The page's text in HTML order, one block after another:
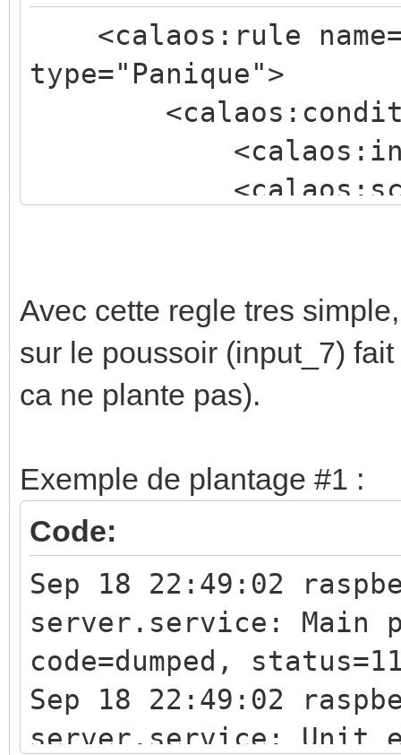
<calaos:rule
type="Panique">
<calaos:input
<calaos:script
</calaos:rule>
Avec cette regle tres
sur le poussoir (input_7)
ca ne plante pas).
Exemple de plantage #1 :
Code:
Sep 18 22:49:02
server.service: Main
code=dumped,
Sep 18 22:49:02
server.service: Unit